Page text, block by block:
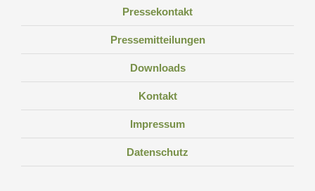
Pressekontakt
Pressemitteilungen
Downloads
Kontakt
Impressum
Datenschutz